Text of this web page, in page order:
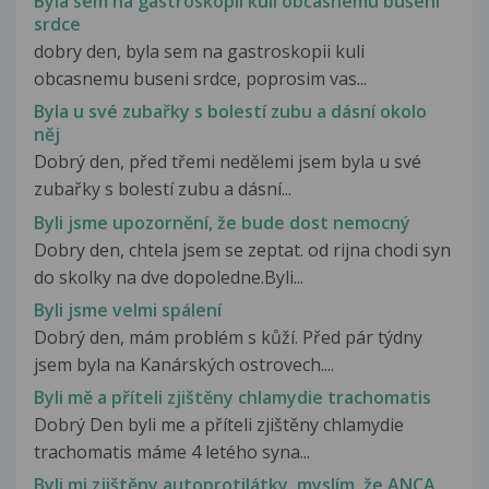
srdce
dobry den, byla sem na gastroskopii kuli
obcasnemu buseni srdce, poprosim vas...
Byla u své zubařky s bolestí zubu a dásní okolo
něj
Dobrý den, před třemi nedělemi jsem byla u své
zubařky s bolestí zubu a dásní...
Byli jsme upozornění, že bude dost nemocný
Dobry den, chtela jsem se zeptat. od rijna chodi syn
do skolky na dve dopoledne.Byli...
Byli jsme velmi spálení
Dobrý den, mám problém s kůží. Před pár týdny
jsem byla na Kanárských ostrovech....
Byli mě a příteli zjištěny chlamydie trachomatis
Dobrý Den byli me a příteli zjištěny chlamydie
trachomatis máme 4 letého syna...